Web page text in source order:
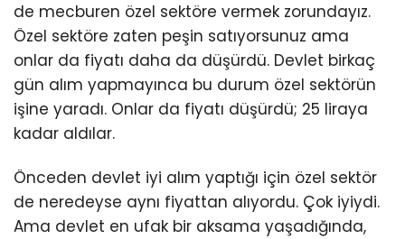
de mecburen özel sektöre vermek zorundayız.
Özel sektöre zaten peşin satıyorsunuz ama
onlar da fiyatı daha da düşürdü. Devlet birkaç
gün alım yapmayınca bu durum özel sektörün
işine yaradı. Onlar da fiyatı düşürdü; 25 liraya
kadar aldılar.
Önceden devlet iyi alım yaptığı için özel sektör
de neredeyse aynı fiyattan alıyordu. Çok iyiydi.
Ama devlet en ufak bir aksama yaşadığında,